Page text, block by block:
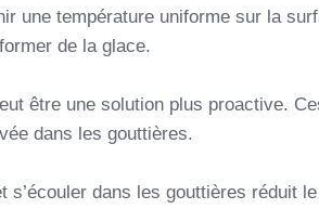
une température uniforme sur la
de la glace.
être une solution plus proactive.
dans les gouttières.
s’écouler dans les gouttières